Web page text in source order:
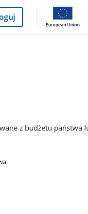
z budżetu państwa